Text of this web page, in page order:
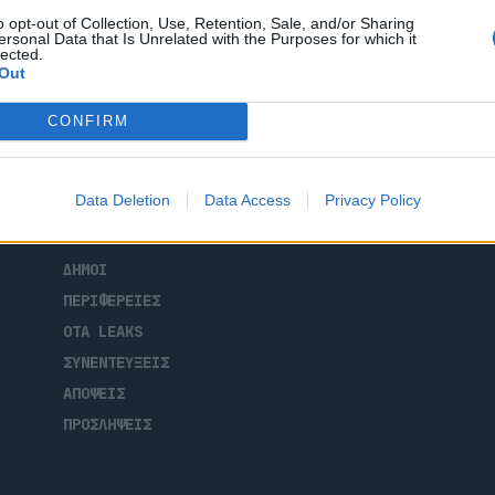
opt-out of Collection, Use, Retention, Sale, and/or Sharing
Data that Is Unrelated with the Purposes for which it
CONFIRM
Data Deletion Data Access Privacy Policy
αποτελεί μια κατεξοχήν στιγμή
ΡΟΗ ΕΙΔΗΣΕΩΝ
ΕΠΙΚΑΙΡΟΤΗΤΑ
ΔΗΜΟΙ
ΠΕΡΙΦΕΡΕΙΕΣ
OTA LEAKS
ΣΥΝΕΝΤΕΥΞΕΙΣ
ΑΠΟΨΕΙΣ
ΠΡΟΣΛΗΨΕΙΣ